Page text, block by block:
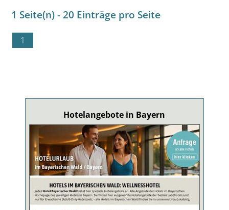
1 Seite(n) - 20 Einträge pro Seite
1
Hotelangebote in Bayern